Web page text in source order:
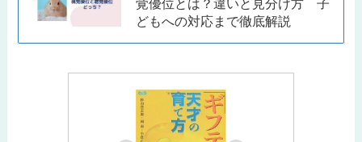
覚優位とは？違いと見分け方 子
どもへの対応まで徹底解説